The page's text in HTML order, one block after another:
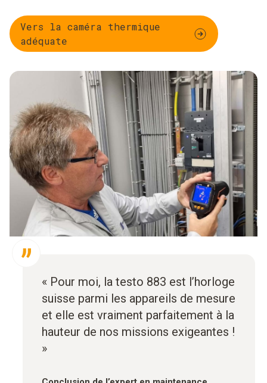
Vers la caméra thermique
adéquate
« Pour moi, la testo 883 est l’horloge
suisse parmi les appareils de mesure
et elle est vraiment parfaitement à la
hauteur de nos missions exigeantes !
»